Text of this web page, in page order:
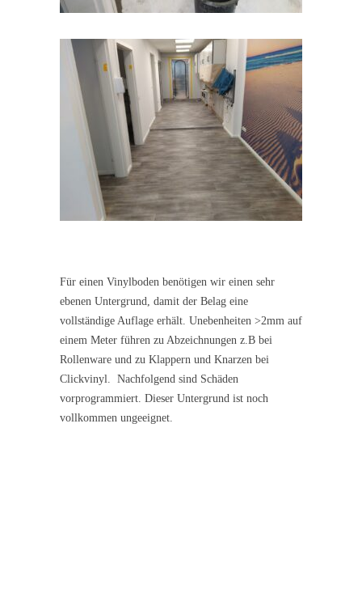
Für einen Vinylboden benötigen wir einen sehr
ebenen Untergrund, damit der Belag eine
vollständige Auflage erhält. Unebenheiten >2mm auf
einem Meter führen zu Abzeichnungen z.B bei
Rollenware und zu Klappern und Knarzen bei
Clickvinyl. Nachfolgend sind Schäden
vorprogrammiert. Dieser Untergrund ist noch
vollkommen ungeeignet.